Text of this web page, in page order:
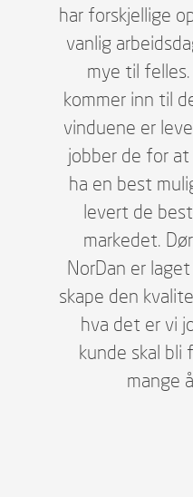
har forskjellige
vanlig
mye til
kommer inn til
vinduene er
jobber de for at
ha en best
levert de
markedet.
NorDan er
skape den
hva det er vi
kunde skal bli
mange